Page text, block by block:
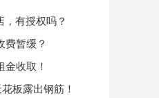
，有授权吗？
费暂缓？
收取！
板露出钢筋！